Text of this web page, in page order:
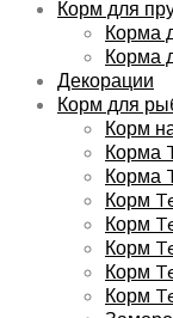
Корм для
Корма
Корма
Декорации
Корм для
Корм
Корма
Корма
Корм
Корм
Корм
Корм
Корм